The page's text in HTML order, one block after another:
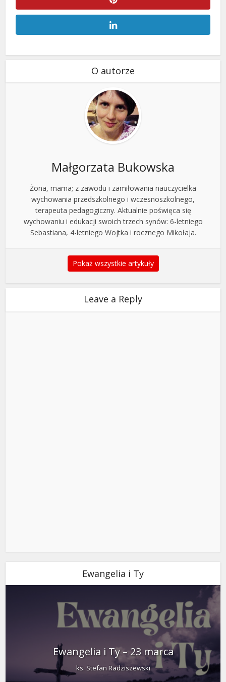
O autorze
Małgorzata Bukowska
Żona, mama; z zawodu i zamiłowania nauczycielka
wychowania przedszkolnego i wczesnoszkolnego,
terapeuta pedagogiczny. Aktualnie poświęca się
wychowaniu i edukacji swoich trzech synów: 6-letniego
Sebastiana, 4-letniego Wojtka i rocznego Mikołaja.
Pokaż wszystkie artykuły
Leave a Reply
Ewangelia i Ty
Ewangelia i Ty – 23 marca
ks. Stefan Radziszewski